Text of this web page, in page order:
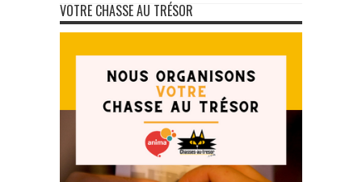
VOTRE CHASSE AU TRÉSOR